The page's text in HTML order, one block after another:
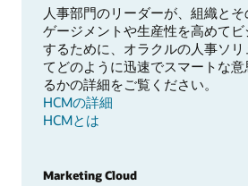
人事部門のリーダーが、組織と
ゲージメントや生産性を高めて
するために、オラクルの人事ソ
てどのように迅速でスマートな
るかの詳細をご覧ください。
HCMの詳細
HCMとは
Marketing Cloud